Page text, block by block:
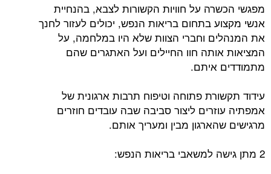
מפגשי הכשרה על חוויות הקשורות לצבא, בהנחיית
אנשי מקצוע בתחום בריאות הנפש, יכולים לעזור לחנך
את המנהלים וחברי הצוות שלא היו במלחמה, על
המציאות אותה חוו החיילים ועל האתגרים שהם
מתמודדים איתם.
עידוד תקשורת פתוחה וטיפוח תרבות ארגונית של
אמפתיה עוזרים ליצור סביבה שבה עובדים חוזרים
מרגישים שהארגון מבין ומעריך אותם.
2 מתן גישה למשאבי בריאות הנפש: